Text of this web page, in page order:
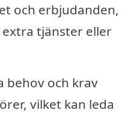
och erbjudanden,
tjänster eller
behov och krav
vilket kan leda